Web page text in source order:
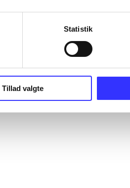
Statistik
Tillad valgte